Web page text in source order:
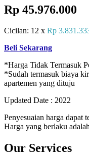
Rp 45.976.000
Cicilan: 12 x Rp
Beli Sekarang
*Harga Tidak Termasuk
*Sudah termasuk biaya
apartemen yang dituju
Updated Date : 2022
Penyesuaian harga dapat
Harga yang berlaku
Our Services